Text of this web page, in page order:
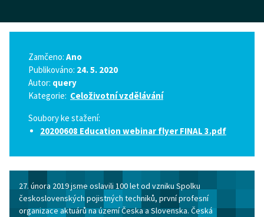
Zamčeno: Ano
Publikováno: 24. 5. 2020
Autor: query
Kategorie: Celoživotní vzdělávání
Soubory ke stažení:
20200608 Education webinar flyer FINAL 3.pdf
27. února 2019 jsme oslavili 100 let od vzniku Spolku
československých pojistných techniků, první profesní
organizace aktuárů na území Česka a Slovenska. Česká